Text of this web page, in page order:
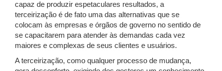
capaz de produzir espetaculares resultados, a
terceirização é de fato uma das alternativas que se
colocam às empresas e órgãos de governo no sentido de
se capacitarem para atender às demandas cada vez
maiores e complexas de seus clientes e usuários.
A terceirização, como qualquer processo de mudança,